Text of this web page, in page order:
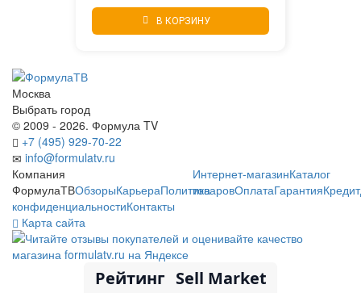
В КОРЗИНУ
Москва
Выбрать город
© 2009 - 2026. Формула TV
+7 (495) 929-70-22
info@formulatv.ru
Компания
ФормулаТВОбзорыКарьераПолитика
конфиденциальностиКонтакты
Интернет-магазинКаталог
товаровОплатаГарантияКредит
Карта сайта
Рейтинг Sell Market